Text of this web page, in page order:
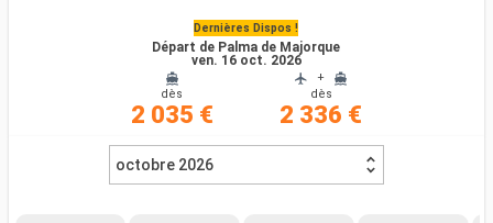
Dernières Dispos !
Départ de Palma de Majorque
ven. 16 oct. 2026
dès
2 035 €
+
dès
2 336 €
octobre 2026
Compagnies
Rechercher